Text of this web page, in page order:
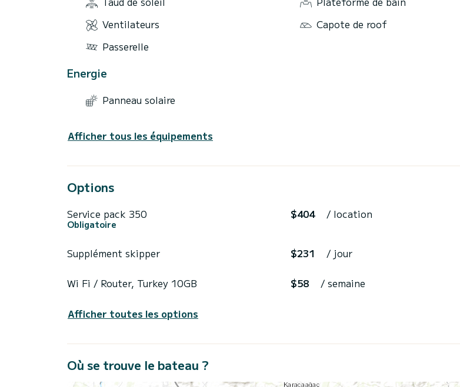
Ventilateurs
Capote de roof
Passerelle
Energie
Panneau solaire
Afficher tous les équipements
Options
Service pack 350
Obligatoire
$404 / location
Supplément skipper $231 / jour
Wi Fi / Router, Turkey 10GB $58 / semaine
Afficher toutes les options
Où se trouve le bateau ?